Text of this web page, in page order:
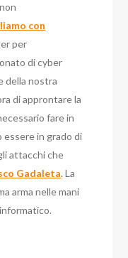
con
per
di cyber
della nostra
di approntare la
fare in
in grado di
attacchi che
Gadaleta. La
arma nelle mani